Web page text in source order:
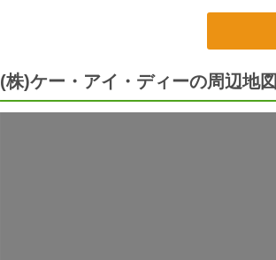
(株)ケー・アイ・ディーの周辺地図